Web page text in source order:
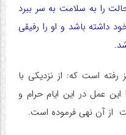
را به سلامت به سر ببرد
باشد و او را رفیقی
رفته است که: از نزدیکی با
این عمل در این ایام حرام و
از آن نهی فرموده است.